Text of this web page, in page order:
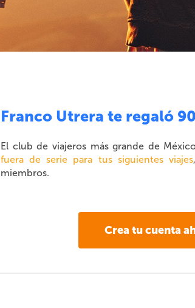
Franco Utrera te regaló
El club de viajeros más grande de
fuera de serie para tus siguientes viajes
miembros.
Crea tu cuenta